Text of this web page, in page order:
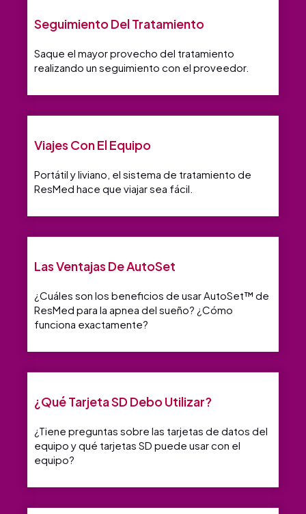
Seguimiento Del Tratamiento
Saque el mayor provecho del tratamiento
realizando un seguimiento con el proveedor.
Viajes Con El Equipo
Portátil y liviano, el sistema de tratamiento de
ResMed hace que viajar sea fácil.
Las Ventajas De AutoSet
¿Cuáles son los beneficios de usar AutoSet™ de
ResMed para la apnea del sueño? ¿Cómo
funciona exactamente?
¿Qué Tarjeta SD Debo Utilizar?
¿Tiene preguntas sobre las tarjetas de datos del
equipo y qué tarjetas SD puede usar con el
equipo?